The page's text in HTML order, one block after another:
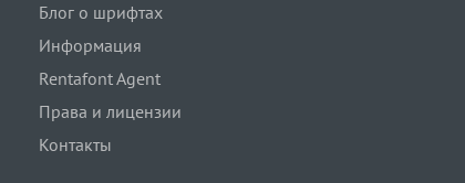
Блог о шрифтах
Информация
Rentafont Agent
Права и лицензии
Контакты